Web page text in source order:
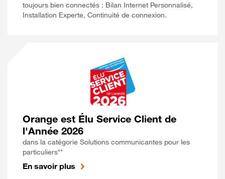
toujours bien connectés : Bilan Internet Personnalisé,
Installation Experte, Continuité de connexion.
Orange est Élu Service Client de
l'Année 2026
dans la catégorie Solutions communicantes pour les
particuliers**
En savoir plus